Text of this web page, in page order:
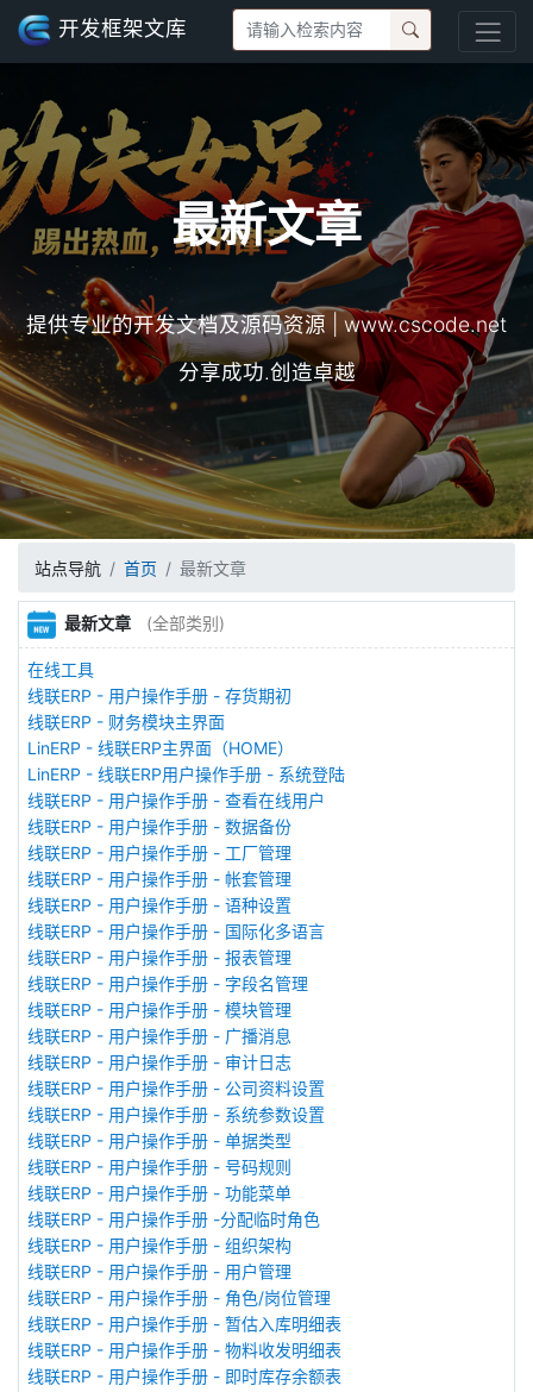
开发框架文库
最新文章
提供专业的开发文档及源码资源 | www.cscode.net
分享成功.创造卓越
站点导航 首页 最新文章
最新文章 (全部类别)
在线工具
线联ERP - 用户操作手册 - 存货期初
线联ERP - 财务模块主界面
LinERP - 线联ERP主界面（HOME）
LinERP - 线联ERP用户操作手册 - 系统登陆
线联ERP - 用户操作手册 - 查看在线用户
线联ERP - 用户操作手册 - 数据备份
线联ERP - 用户操作手册 - 工厂管理
线联ERP - 用户操作手册 - 帐套管理
线联ERP - 用户操作手册 - 语种设置
线联ERP - 用户操作手册 - 国际化多语言
线联ERP - 用户操作手册 - 报表管理
线联ERP - 用户操作手册 - 字段名管理
线联ERP - 用户操作手册 - 模块管理
线联ERP - 用户操作手册 - 广播消息
线联ERP - 用户操作手册 - 审计日志
线联ERP - 用户操作手册 - 公司资料设置
线联ERP - 用户操作手册 - 系统参数设置
线联ERP - 用户操作手册 - 单据类型
线联ERP - 用户操作手册 - 号码规则
线联ERP - 用户操作手册 - 功能菜单
线联ERP - 用户操作手册 -分配临时角色
线联ERP - 用户操作手册 - 组织架构
线联ERP - 用户操作手册 - 用户管理
线联ERP - 用户操作手册 - 角色/岗位管理
线联ERP - 用户操作手册 - 暂估入库明细表
线联ERP - 用户操作手册 - 物料收发明细表
线联ERP - 用户操作手册 - 即时库存余额表